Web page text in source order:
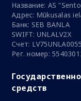
Название: AS
Адрес: Mūkusalas
Банк: SEB BANLA
SWIFT: UNLALV2X
Счет:
Рег. номер:
средств